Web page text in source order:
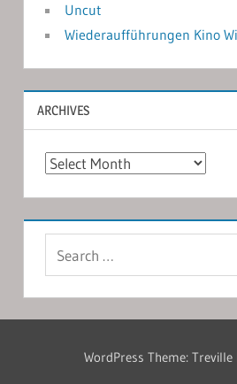
Uncut
Wiederaufführungen Kino
ARCHIVES
Archives
WordPress Theme: Treville